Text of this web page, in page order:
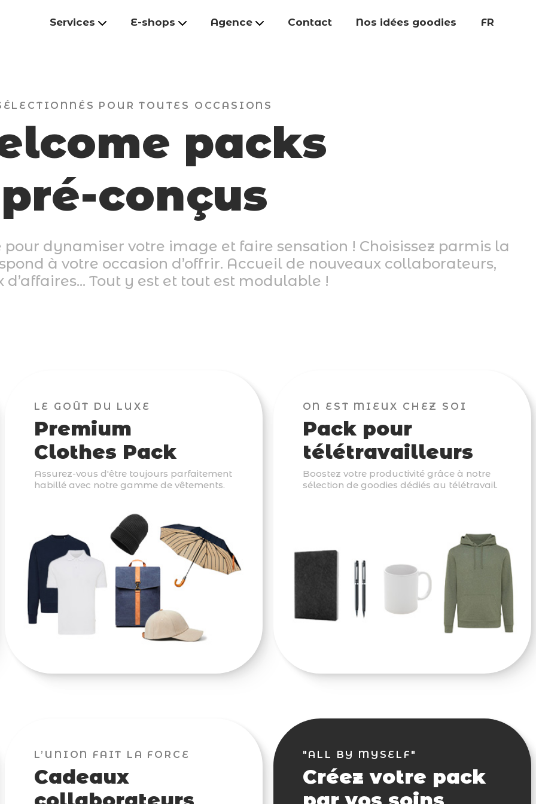
Services E-shops Agence Contact Nos idées goodies FR
POUR TOUTES OCCASIONS
packs
pré-conçus
dynamiser votre image et faire sensation ! Choisissez parmis la
à votre occasion d’offrir. Accueil de nouveaux collaborateurs,
d’affaires... Tout y est et tout est modulable !
LE GOÛT DU LUXE
Premium
Clothes Pack
Assurez-vous d'être toujours parfaitement
habillé avec notre gamme de vêtements.
ON EST MIEUX CHEZ SOI
Pack pour
télétravailleurs
Boostez votre productivité grâce à notre
sélection de goodies dédiés au télétravail.
L’UNION FAIT LA FORCE
Cadeaux
"ALL BY MYSELF"
Créez votre pack